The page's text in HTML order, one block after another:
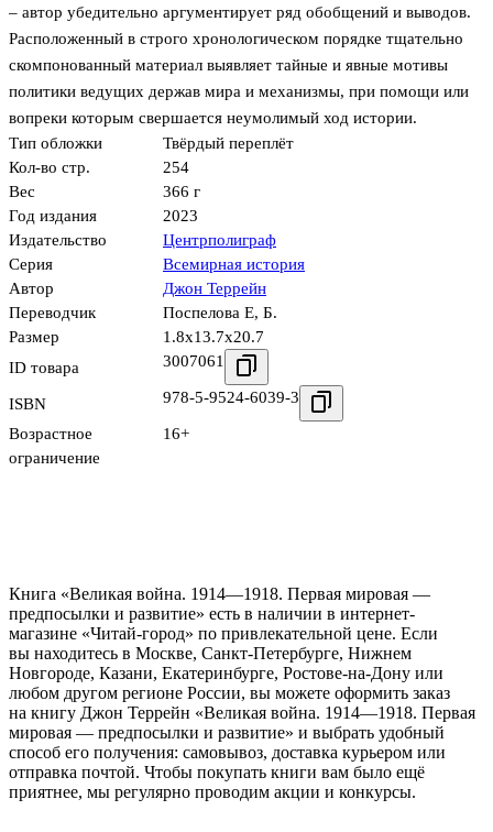
– автор убедительно аргументирует ряд обобщений и выводов.
Расположенный в строго хронологическом порядке тщательно
скомпонованный материал выявляет тайные и явные мотивы
политики ведущих держав мира и механизмы, при помощи или
вопреки которым свершается неумолимый ход истории.
Тип обложки
Твёрдый переплёт
Кол-во стр.
254
Вес
366 г
Год издания
2023
Издательство
Центрполиграф
Серия
Всемирная история
Автор
Джон Террейн
Переводчик
Поспелова Е, Б.
Размер
1.8x13.7x20.7
ID товара
3007061
ISBN 978-5-9524-6039-3
Возрастное
ограничение
16+
Книга «Великая война. 1914—1918. Первая мировая —
предпосылки и развитие» есть в наличии в интернет-
магазине «Читай-город» по привлекательной цене. Если
вы находитесь в Москве, Санкт-Петербурге, Нижнем
Новгороде, Казани, Екатеринбурге, Ростове-на-Дону или
любом другом регионе России, вы можете оформить заказ
на книгу Джон Террейн «Великая война. 1914—1918. Первая
мировая — предпосылки и развитие» и выбрать удобный
способ его получения: самовывоз, доставка курьером или
отправка почтой. Чтобы покупать книги вам было ещё
приятнее, мы регулярно проводим акции и конкурсы.